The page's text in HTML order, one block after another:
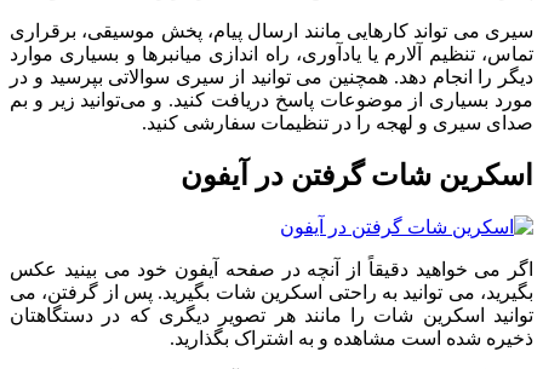
سیری می تواند کارهایی مانند ارسال پیام، پخش موسیقی، برقراری
تماس، تنظیم آلارم یا یادآوری، راه اندازی میانبرها و بسیاری موارد
دیگر را انجام دهد. همچنین می توانید از سیری سوالاتی بپرسید و در
مورد بسیاری از موضوعات پاسخ دریافت کنید. و می‌توانید زیر و بم
صدای سیری و لهجه را در تنظیمات سفارشی کنید.
اسکرین شات گرفتن در آیفون
اگر می خواهید دقیقاً از آنچه در صفحه آیفون خود می بینید عکس
بگیرید، می توانید به راحتی اسکرین شات بگیرید. پس از گرفتن، می
توانید اسکرین شات را مانند هر تصویر دیگری که در دستگاهتان
ذخیره شده است مشاهده و به اشتراک بگذارید.